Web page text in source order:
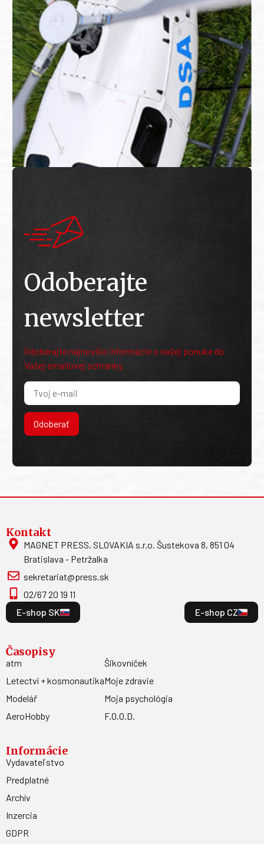
Odoberajte
newsletter
Odoberajte najnovšie informácie o našej ponuke do
Vašej emailovej schránky.
Odoberať
Kontakt
MAGNET PRESS, SLOVAKIA s.r.o. Šustekova 8, 851 04
Bratislava - Petržalka
sekretariat@press.sk
02/67 20 19 11
E-shop SK
E-shop CZ
Časopisy
atm
Letectví + kosmonautika
Modelář
AeroHobby
Šikovníček
Moje zdravie
Moja psychológia
F.O.O.D.
Informácie
Vydavateľstvo
Predplatné
Archív
Inzercia
GDPR